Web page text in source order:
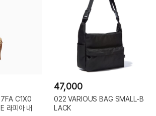
C1X0
라피아 내
47,000
022 VARIOUS BAG SMALL-B
LACK